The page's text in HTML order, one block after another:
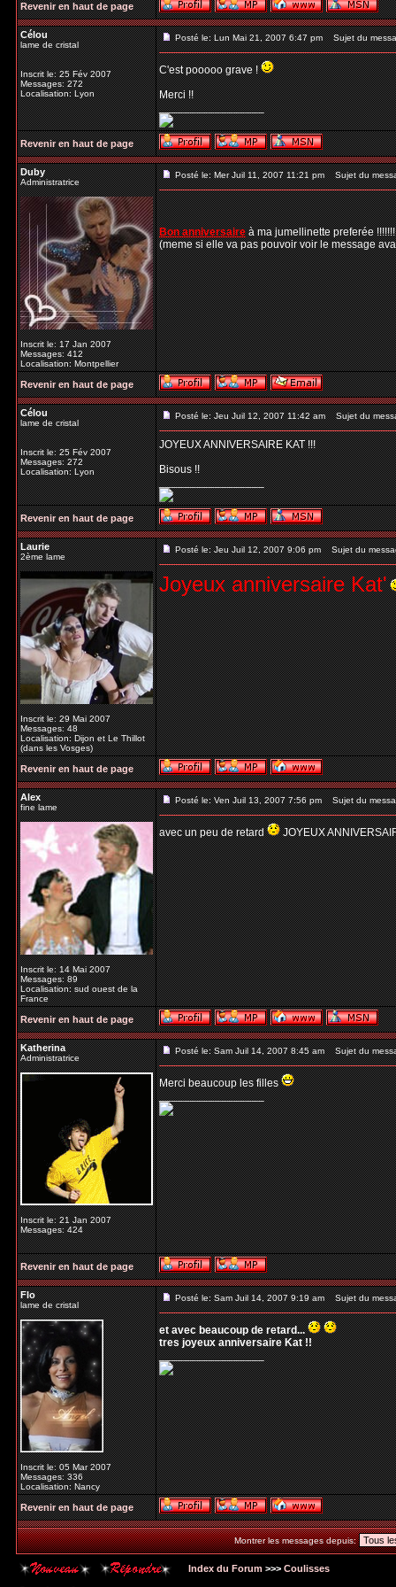
Revenir en haut de page
Célou
lame de cristal
Inscrit le: 25 Fév 2007
Messages: 272
Localisation: Lyon
Posté le: Lun Mai 21, 2007 6:47 pm Sujet du
C'est pooooo grave !
Merci !!
_________________
Revenir en haut de page
Duby
Administratrice
Inscrit le: 17 Jan 2007
Messages: 412
Localisation: Montpellier
Posté le: Mer Juil 11, 2007 11:21 pm Sujet du
Bon anniversaireà ma jumellinette preferée
(meme si elle va pas pouvoir voir le message
Revenir en haut de page
Célou
lame de cristal
Inscrit le: 25 Fév 2007
Messages: 272
Localisation: Lyon
Posté le: Jeu Juil 12, 2007 11:42 am Sujet du
JOYEUX ANNIVERSAIRE KAT !!!
Bisous !!
_________________
Revenir en haut de page
Laurie
2ème lame
Inscrit le: 29 Mai 2007
Messages: 48
Localisation: Dijon et Le Thillot
(dans les Vosges)
Posté le: Jeu Juil 12, 2007 9:06 pm Sujet du
Joyeux anniversaire Kat'
Revenir en haut de page
Alex
fine lame
Inscrit le: 14 Mai 2007
Messages: 89
Localisation: sud ouest de la
France
Posté le: Ven Juil 13, 2007 7:56 pm Sujet du
avec un peu de retard JOYEUX
Revenir en haut de page
Katherina
Administratrice
Inscrit le: 21 Jan 2007
Messages: 424
Posté le: Sam Juil 14, 2007 8:45 am Sujet du
Merci beaucoup les filles
_________________
Revenir en haut de page
Flo
lame de cristal
Inscrit le: 05 Mar 2007
Messages: 336
Localisation: Nancy
Posté le: Sam Juil 14, 2007 9:19 am Sujet du
et avec beaucoup de retard...
tres joyeux anniversaire Kat !!
_________________
Revenir en haut de page
Montrer les messages depuis:
Index du Forum >>> Coulisses